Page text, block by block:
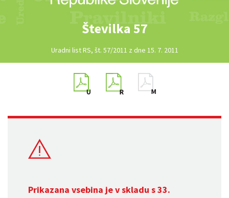
Številka 57
Uradni list RS, št. 57/2011 z dne 15. 7. 2011
Prikazana vsebina je v skladu s 33.